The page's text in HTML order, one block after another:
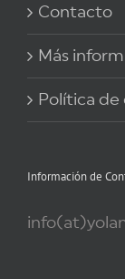
Contacto
Más
Política de
Información de